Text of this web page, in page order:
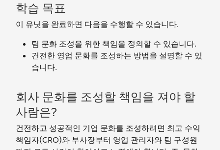
학습 목표
이 유닛을 완료하면 다음을 수행할 수 있습니다.
팀 문화 조성을 위한 책임을 정의할 수 있습니다.
건전한 영업 문화를 조성하는 방법을 설명할 수 있
습니다.
회사 문화를 조성할 책임을 져야 할
사람은?
건전하고 성공적인 기업 문화를 조성하려면 최고 수익
책임자(CRO)와 부사장부터 영업 관리자와 팀 구성원